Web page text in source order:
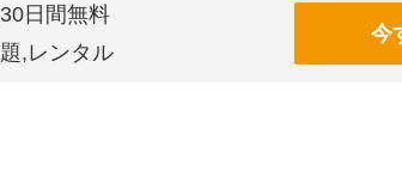
日間無料
,レンタル
今